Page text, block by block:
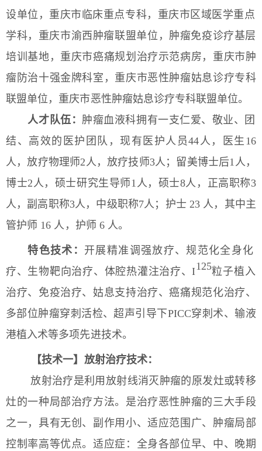
设单位 ， 重庆市临床重点专科， 重庆市区域医学重点
学科，重庆市渝西肿瘤联盟单位 ，肿瘤免疫诊疗基层
培训基地，重庆市癌痛规划治疗示范病房，重庆市肿
瘤防治十强金牌科室，重庆市恶性肿瘤姑息诊疗专科
联盟单位，重庆市恶性肿瘤姑息诊疗专科联盟单位。
人才队伍： 肿瘤血液科拥有一支仁爱、敬业、团
结、高效的医护团队，现有医护人员44人，医生16
人，放疗物理师2人，放疗技师3人；留美博士后1人，
博士2人，硕士研究生导师1人，硕士8人，正高职称3
人，副高职称3人，中级职称7人；护士 23 人，其中主
管护师 16 人，护师 6 人。
特色技术 ： 开展精准调强放疗、规范化全身化
疗、生物靶向治疗、体腔热灌注治疗、I125粒子植入
治疗、免疫治疗、姑息支持治疗、癌痛规范化治疗、
多部位肿瘤穿刺活检、超声引导下PICC穿刺术、输液
港植入术等多项先进技术。
【技术一】放射治疗技术：
放射治疗是利用放射线消灭肿瘤的原发灶或转移
灶的一种局部治疗方法。是治疗恶性肿瘤的三大手段
之一，具有无创、副作用小、适应范围广、肿瘤局部
控制率高等优点。适应症：全身各部位早、中、晚期